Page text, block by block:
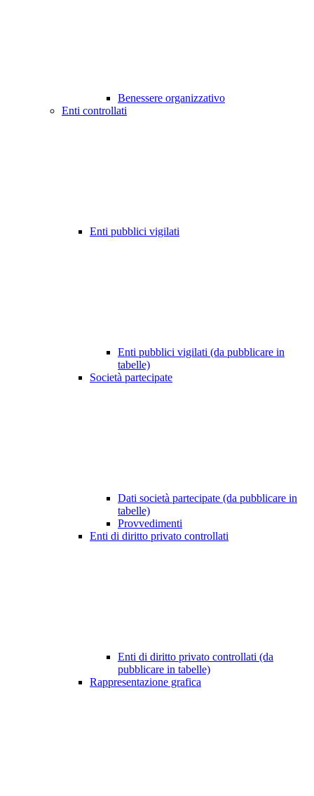
Benessere organizzativo
Enti controllati
Enti pubblici vigilati
Enti pubblici vigilati (da pubblicare in
tabelle)
Società partecipate
Dati società partecipate (da pubblicare in
tabelle)
Provvedimenti
Enti di diritto privato controllati
Enti di diritto privato controllati (da
pubblicare in tabelle)
Rappresentazione grafica